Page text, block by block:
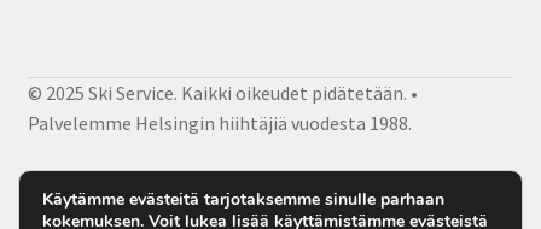
© 2025 Ski Service. Kaikki oikeudet pidätetään. •
Palvelemme Helsingin hiihtäjiä vuodesta 1988.
Facebook
Käytämme evästeitä tarjotaksemme sinulle parhaan
kokemuksen. Voit lukea lisää käyttämistämme evästeistä